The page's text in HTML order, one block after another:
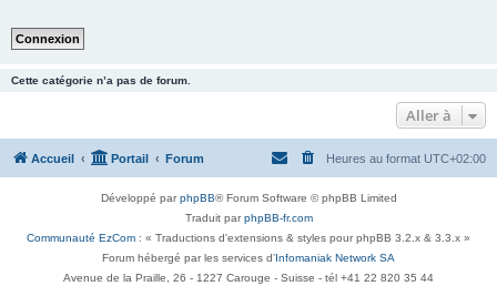
Cette catégorie n’a pas de forum.
Aller à
Accueil Portail Forum Heures au format UTC+02:00
Développé parphpBB® Forum Software © phpBB Limited
Traduit parphpBB-fr.com
Communauté EzCom : « Traductions d'extensions & styles pour phpBB 3.2.x & 3.3.x »
Forum hébergé par les services d’ Infomaniak Network SA
Avenue de la Praille, 26 - 1227 Carouge - Suisse - tél +41 22 820 35 44